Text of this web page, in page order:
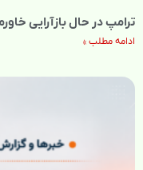
ترامپ در حال بازآرایی
ادامه مطلب »